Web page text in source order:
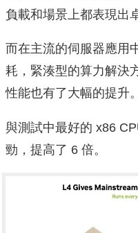
負載和場景上都表現出
而在主流的伺服器應用
耗，緊湊型的算力解決
性能也有了大幅的提升。
與測試中最好的 x86
勁，提高了 6 倍。